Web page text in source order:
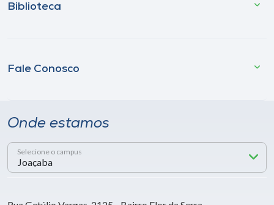
Biblioteca
Fale Conosco
Onde estamos
Selecione o campus